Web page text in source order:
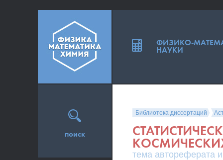
Библиотека диссертаций
тема автореферата
поиск
ФИЗИКО-
НАУКИ